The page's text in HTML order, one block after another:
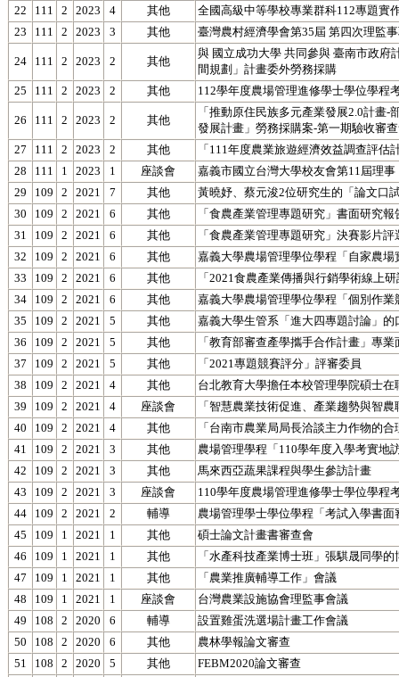
22
111 2 2023 4 其他
全國高級中等學校專業群科112專題實
23
111 2 2023 3 其他 臺灣農村經濟學會第35屆 第四次理監
24 111 2 2023 2 其他
與 國立成功大學 共同參與 臺南市政府
間規劃」計畫委外勞務採購
25
111 2 2023 2 其他 112學年度農場管理進修學士學位學程
26 111 2 2023 2 其他
「推動原住民族多元產業發展2.0計畫
發展計畫」勞務採購案-第一期驗收審
27
111 2 2023 2 其他
「111年度農業旅遊經濟效益調查評估
28
111 1 2023 1 座談會
嘉義市國立台灣大學校友會第11屆理事
29
109 2 2021 7 其他
黃曉妤、蔡元浚2位研究生的「論文口
30
109 2 2021 6 其他
「食農產業管理專題研究」書面研究報
31
109 2 2021 6 其他
「食農產業管理專題研究」決賽影片評
32
109 2 2021 6 其他
嘉義大學農場管理學位學程「自家農
33
109 2 2021 6 其他
「2021食農產業傳播與行銷學術線上
34
109 2 2021 6 其他
嘉義大學農場管理學位學程「個別作業
35
109 2 2021 5 其他
嘉義大學生管系「進大四專題討論」的
36
109 2 2021 5 其他
「教育部審查產學攜手合作計畫」專業
37
109 2 2021 5 其他
「2021專題競賽評分」評審委員
38
109 2 2021 4 其他
台北教育大學擔任本校管理學院碩士
39
109 2 2021 4 座談會
「智慧農業技術促進、產業趨勢與智
40
109 2 2021 4 其他
「台南市農業局局長洽談主力作物的
41
109 2 2021 3 其他
農場管理學程「110學年度入學考實地
42
109 2 2021 3 其他
馬來西亞蔬果課程與學生參訪計畫
43
109 2 2021 3 座談會
110學年度農場管理進修學士學位學程
44
109 2 2021 2 輔導
農場管理學士學位學程「考試入學書面
45
109 1 2021 1 其他
碩士論文計畫書審查會
46
109 1 2021 1 其他
「水產科技產業博士班」張騏晟同學
47
109 1 2021 1 其他
「農業推廣輔導工作」會議
48
109 1 2021 1 座談會
台灣農業設施協會理監事會議
49
108 2 2020 6 輔導
設置雞蛋洗選場計畫工作會議
50
108 2 2020 6 其他
農林學報論文審查
51
108 2 2020 5 其他
FEBM2020論文審查